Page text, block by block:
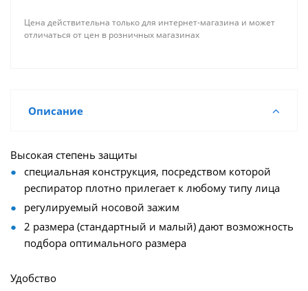
Цена действительна только для интернет-магазина и может
отличаться от цен в розничных магазинах
Описание
Высокая степень защиты
специальная конструкция, посредством которой
респиратор плотно прилегает к любому типу лица
регулируемый носовой зажим
2 размера (стандартный и малый) дают возможность
подбора оптимального размера
Удобство